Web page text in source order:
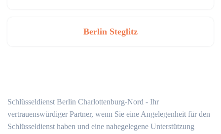
Berlin Steglitz
Schlüsseldienst Berlin Charlottenburg-Nord - Ihr
vertrauenswürdiger Partner, wenn Sie eine Angelegenheit für den
Schlüsseldienst haben und eine nahegelegene Unterstützung